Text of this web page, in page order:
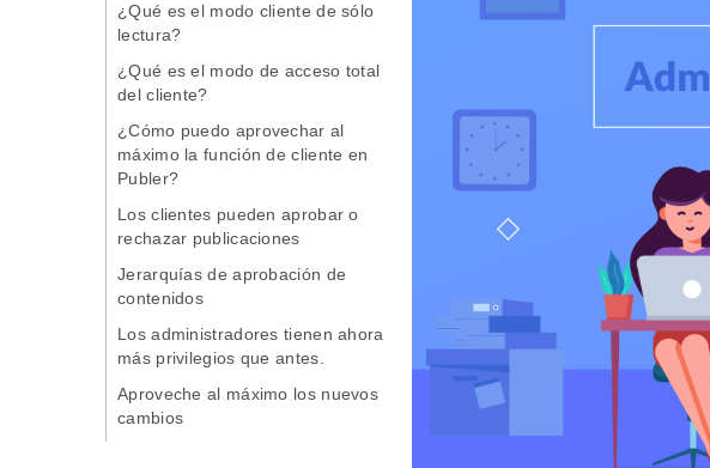
¿Qué es el modo cliente de sólo
lectura?
¿Qué es el modo de acceso total
del cliente?
¿Cómo puedo aprovechar al
máximo la función de cliente en
Publer?
Los clientes pueden aprobar o
rechazar publicaciones
Jerarquías de aprobación de
contenidos
Los administradores tienen ahora
más privilegios que antes.
Aproveche al máximo los nuevos
cambios